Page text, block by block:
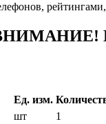
Ед. изм.
шт 1